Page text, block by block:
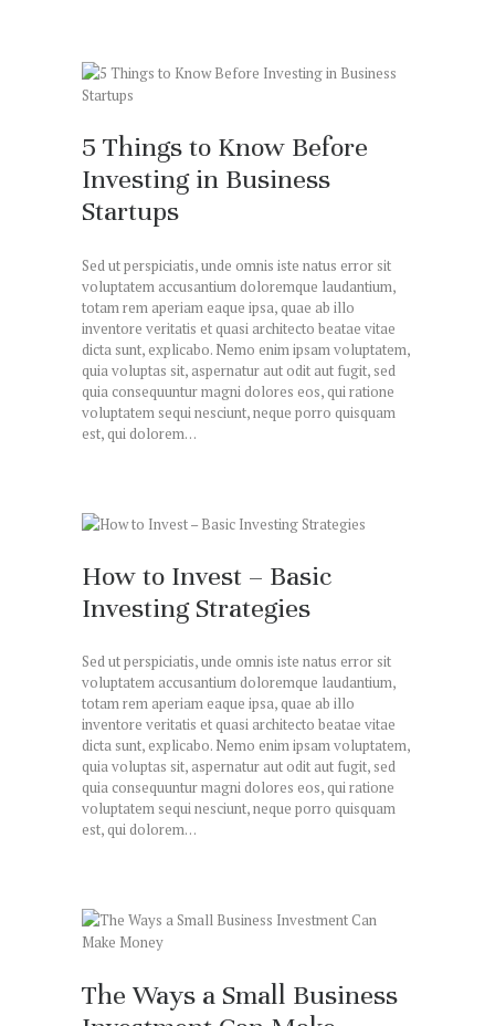
5 Things to Know Before
Investing in Business
Startups
Sed ut perspiciatis, unde omnis iste natus error sit
voluptatem accusantium doloremque laudantium,
totam rem aperiam eaque ipsa, quae ab illo
inventore veritatis et quasi architecto beatae vitae
dicta sunt, explicabo. Nemo enim ipsam voluptatem,
quia voluptas sit, aspernatur aut odit aut fugit, sed
quia consequuntur magni dolores eos, qui ratione
voluptatem sequi nesciunt, neque porro quisquam
est, qui dolorem…
How to Invest – Basic
Investing Strategies
Sed ut perspiciatis, unde omnis iste natus error sit
voluptatem accusantium doloremque laudantium,
totam rem aperiam eaque ipsa, quae ab illo
inventore veritatis et quasi architecto beatae vitae
dicta sunt, explicabo. Nemo enim ipsam voluptatem,
quia voluptas sit, aspernatur aut odit aut fugit, sed
quia consequuntur magni dolores eos, qui ratione
voluptatem sequi nesciunt, neque porro quisquam
est, qui dolorem…
The Ways a Small Business